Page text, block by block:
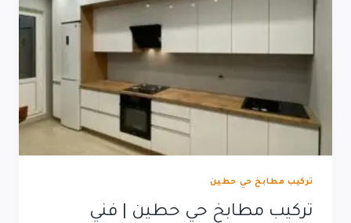
تركيب مطابخ حي حطين
تركيب مطابخ حي حطين | فني